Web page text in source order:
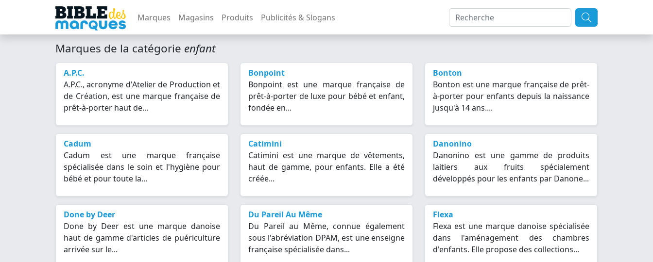
Marques Magasins Produits Publicités & Slogans
Marques de la catégorie enfant
A.P.C.
A.P.C., acronyme d'Atelier de Production et
de Création, est une marque française de
prêt-à-porter haut de...
Bonpoint
Bonpoint est une marque française de
prêt-à-porter de luxe pour bébé et enfant,
fondée en...
Bonton
Bonton est une marque française de prêt-
à-porter pour enfants depuis la naissance
jusqu'à 14 ans....
Cadum
Cadum est une marque française
spécialisée dans le soin et l'hygiène pour
bébé et pour toute la...
Catimini
Catimini est une marque de vêtements,
haut de gamme, pour enfants. Elle a été
créée...
Danonino
Danonino est une gamme de produits
laitiers aux fruits spécialement
développés pour les enfants par Danone...
Done by Deer
Done by Deer est une marque danoise
haut de gamme d'articles de puériculture
arrivée sur le...
Du Pareil Au Même
Du Pareil au Même, connue également
sous l'abréviation DPAM, est une enseigne
française spécialisée dans...
Flexa
Flexa est une marque danoise spécialisée
dans l'aménagement des chambres
d'enfants. Elle propose des collections...